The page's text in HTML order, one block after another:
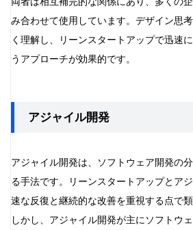
み合わせて使用しています。デザイン思
く理解し、リーンスタートアップで迅速
うアプローチが効果的です。
アジャイル開発
アジャイル開発は、ソフトウェア開発の
る手法です。リーンスタートアップとア
速な反復と継続的な改善を重視する点で類
しかし、アジャイル開発が主にソフトウ